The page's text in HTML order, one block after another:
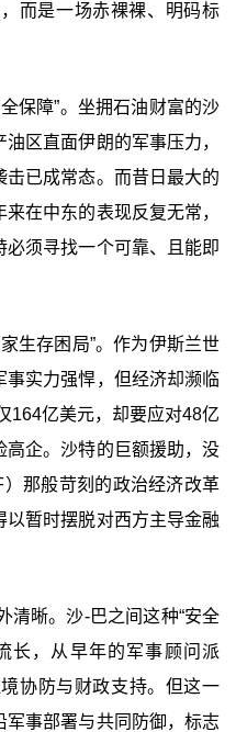
而是一场赤裸裸、明码标
保障”‍。坐拥石油财富的沙
区直面伊朗的军事压力，
已成常态。而昔日最大的
在中东的表现反复无常，
须寻找一个可靠、且能即
生存困局”‍。作为伊斯兰世
事实力强悍，但经济却濒临
164亿美元，却要应对48亿
企。沙特的巨额援助，没
那般苛刻的政治经济改革
暂时摆脱对西方主导金融
清晰。沙-巴之间这种“安全
长，从早年的军事顾问派
协防与财政支持。但这一
军事部署与共同防御，标志